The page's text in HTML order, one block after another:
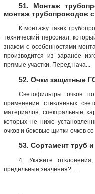
51. Монтаж
монтаж трубопроводов
К монтажу таких
технический персонал,
знаком с особенностями
производится из заранее
прямые участки. Перед нача...
52. Очки защитные
Светофильтры очков
применение стеклянных
материалов, спектральные
которых не ниже
очков и боковые щитки очков со
53. Сортамент труб
4. Укажите
предельные значения? ...